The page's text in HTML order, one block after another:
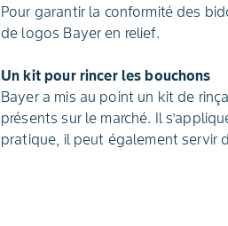
Pour garantir la conformité des
de logos Bayer en relief.
Un kit pour rincer les bouchons
Bayer a mis au point un kit de
présents sur le marché. Il
pratique, il peut également servir